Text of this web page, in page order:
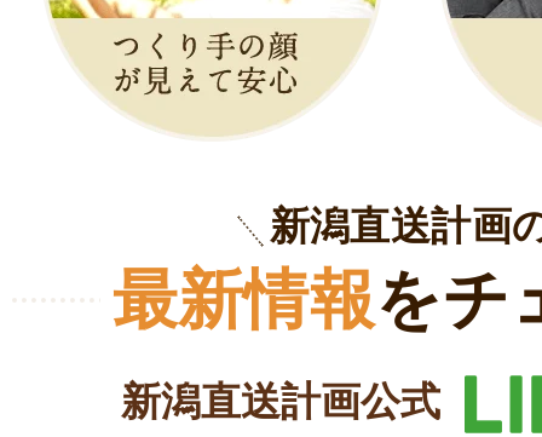
新潟直送計画
最新情報をチ
新潟直送計画公式